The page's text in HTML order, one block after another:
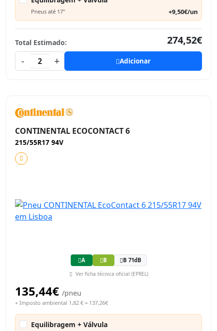
Pneus até 17" +9,50€/un
Total Estimado:
274,52€
-
2 + Adicionar
CONTINENTAL ECOCONTACT 6
215/55R17 94V
A B B 71dB
Ver ficha técnica oficial (EPREL)
135,44€ /pneu
+ Imposto ambiental 1,82 € = 137,26€
Equilibragem + Válvula